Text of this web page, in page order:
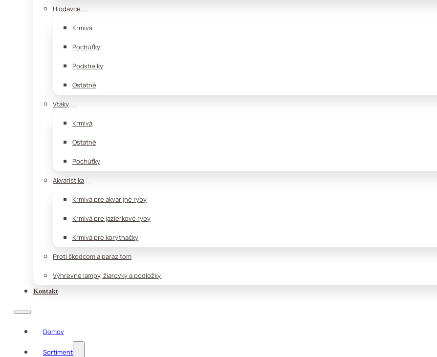
Hlodavce
Krmivá
Pochúťky
Podstielky
Ostatné
Vtáky
Krmivá
Ostatné
Pochúťky
Akvaristika
Krmivá pre akvarijné ryby
Krmivá pre jazierkové ryby
Krmivá pre korytnačky
Proti škodcom a parazitom
Výhrevné lampy, žiarovky a podložky
Kontakt
Domov
Sortiment